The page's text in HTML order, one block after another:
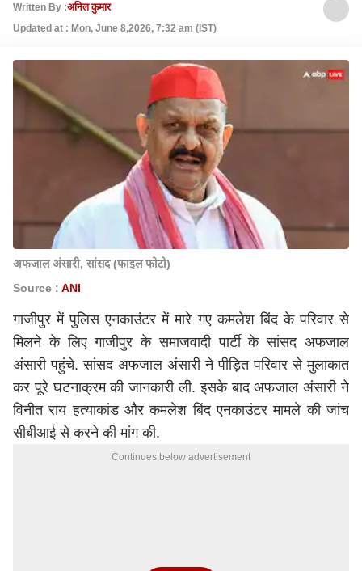
Written By :अनिल कुमार
Updated at : Mon, June 8,2026, 7:32 am (IST)
अफजाल अंसारी, सांसद (फाइल फोटो)
Source : ANI
गाजीपुर में पुलिस एनकाउंटर में मारे गए कमलेश बिंद के परिवार से
मिलने के लिए गाजीपुर के समाजवादी पार्टी के सांसद अफजाल
अंसारी पहुंचे. सांसद अफजाल अंसारी ने पीड़ित परिवार से मुलाकात
कर पूरे घटनाक्रम की जानकारी ली. इसके बाद अफजाल अंसारी ने
विनीत राय हत्याकांड और कमलेश बिंद एनकाउंटर मामले की जांच
सीबीआई से करने की मांग की.
Continues below advertisement